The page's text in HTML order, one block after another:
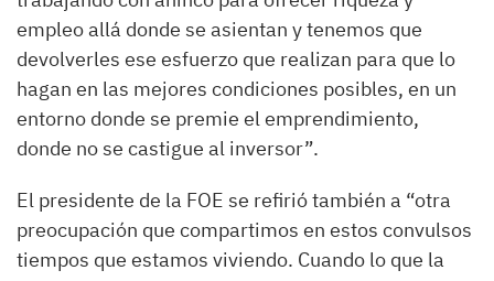
empleo allá donde se asientan y tenemos que
devolverles ese esfuerzo que realizan para que lo
hagan en las mejores condiciones posibles, en un
entorno donde se premie el emprendimiento,
donde no se castigue al inversor”.
El presidente de la FOE se refirió también a “otra
preocupación que compartimos en estos convulsos
tiempos que estamos viviendo. Cuando lo que la